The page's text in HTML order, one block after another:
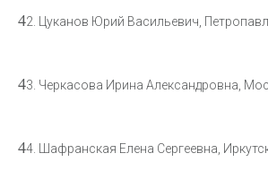
42. Цуканов Юрий Васильевич,
43. Черкасова Ирина Александровна,
44. Шафранская Елена Сергеевна,